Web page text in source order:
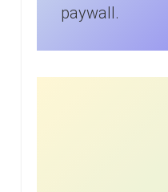
paywall.